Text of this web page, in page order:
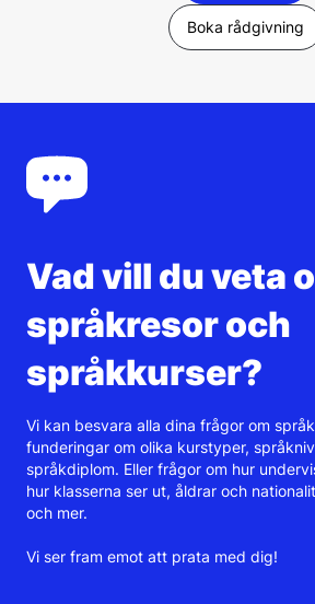
Boka rådgivning
Vad vill du veta
språkresor och
språkkurser?
Vi kan besvara alla dina frågor om
funderingar om olika kurstyper,
språkdiplom. Eller frågor om hur
hur klasserna ser ut, åldrar och
och mer.
Vi ser fram emot att prata med dig!